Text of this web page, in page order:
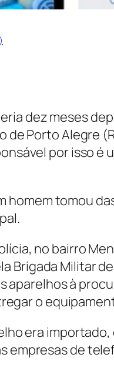
dez meses
Porto Alegre
por isso é
homem tomou
no bairro
Brigada Militar
aparelhos à
o
era
empresas de